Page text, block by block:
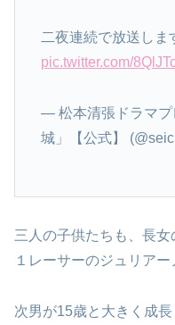
二夜連続で放送しま
pic.twitter.com/
— 松本清張ドラマプ
城」【公式】
三人の子供たちも、長
１レーサーのジュリアー
次男が15歳と大きく成